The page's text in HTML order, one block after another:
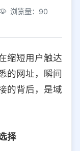
浏览量：90
缩短用户触达
的网址，瞬间
的背后，是域
择